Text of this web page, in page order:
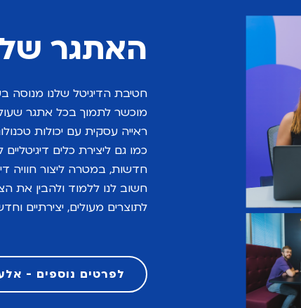
האתגר
חטיבת הדיגיטל שלנו מנוסה
מוכשר לתמוך בכל אתגר
ראייה עסקית עם יכולות
כמו גם ליצירת כלים
חדשות, במטרה ליצור חוויה
חשוב לנו ללמוד ולהבין את
לתוצרים מעולים, יצירתיים
לפרטים נוספים -